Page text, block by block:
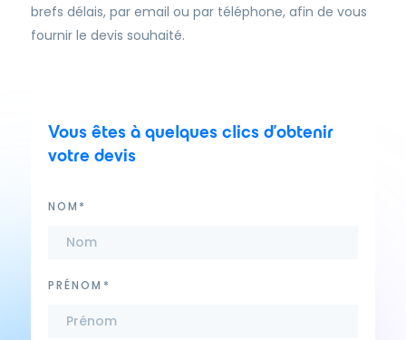
brefs délais, par email ou par téléphone, afin de vous
fournir le devis souhaité.
Vous êtes à quelques clics d'obtenir
votre devis
NOM*
PRÉNOM*